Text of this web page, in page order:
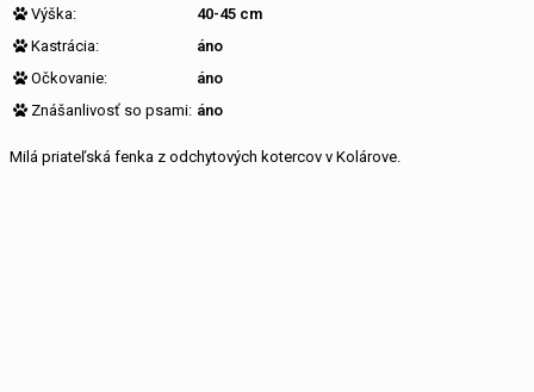
Výška:
40-45 cm
Kastrácia:
áno
Očkovanie:
áno
Znášanlivosť so psami: áno
Milá priateľská fenka z odchytových kotercov v Kolárove.